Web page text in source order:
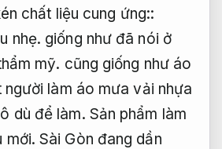
chất liệu cung ứng::
nhẹ. giống như đã nói ở
mỹ. cũng giống như áo
người làm áo mưa vải nhựa
dù để làm. Sản phẩm làm
mới. Sài Gòn đang dần